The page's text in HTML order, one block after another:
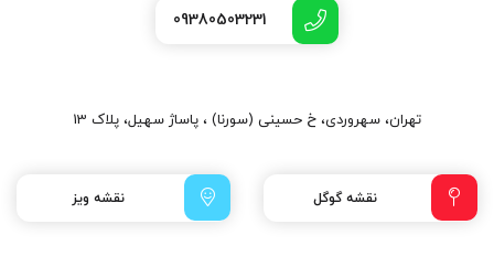
09380503231
تهران، سهروردی، خ حسینی (سورنا) ، پاساژ سهیل، پلاک 13
نقشه گوگل نقشه ویز